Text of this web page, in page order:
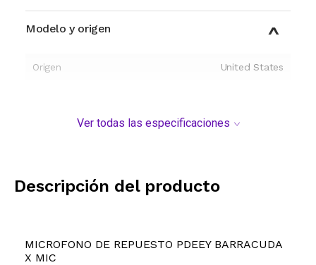
Modelo y origen
Origen United States
Ver todas las especificaciones
Descripción del producto
MICROFONO DE REPUESTO PDEEY BARRACUDA
X MIC